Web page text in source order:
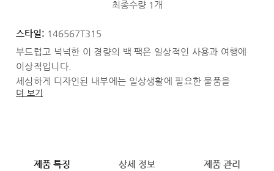
최종수량 1개
스타일: 146567T315
부드럽고 넉넉한 이 경량의 백 팩은 일상적인 사용과 여행에
이상적입니다.
세심하게 디자인된 내부에는 일상생활에 필요한 물품을
정리하고 쉽게 꺼낼 수 있는 다기능 포켓이 있습니다.
더 보기
제품 특징 상세 정보 제품 관리